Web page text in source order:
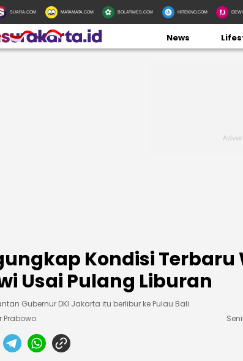
SUARA.COM MATAMATA.COM BOLATIMES.COM HITEKNO.COM
News
Kondisi Terbaru
Usai Pulang Liburan
Gubernur DKI Jakarta itu berlibur ke Pulau Bali.
Prabowo